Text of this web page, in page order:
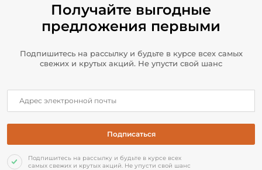
Получайте выгодные
предложения первыми
Подпишитесь на рассылку и будьте в курсе всех самых
свежих и крутых акций. Не упусти свой шанс
Подпишитесь на рассылку и будьте в курсе всех
самых свежих и крутых акций. Не упусти свой шанс